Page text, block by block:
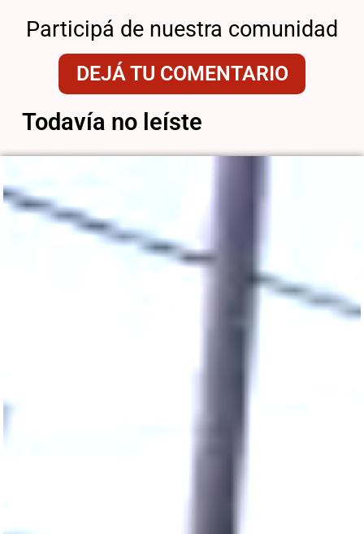
Participá de nuestra comunidad
DEJÁ TU COMENTARIO
Todavía no leíste